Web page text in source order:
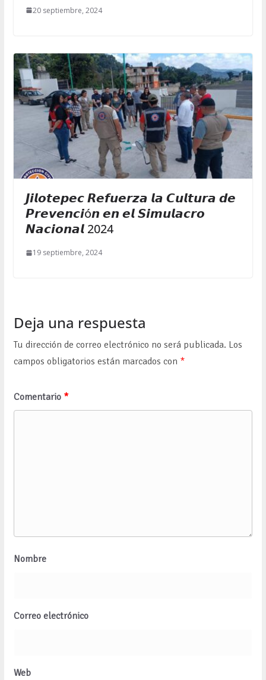
20 septiembre, 2024
𝙅𝙞𝙡𝙤𝙩𝙚𝙥𝙚𝙘 𝙍𝙚𝙛𝙪𝙚𝙧𝙯𝙖 𝙡𝙖 𝘾𝙪𝙡𝙩𝙪𝙧𝙖 𝙙𝙚
𝙋𝙧𝙚𝙫𝙚𝙣𝙘𝙞ó𝙣 𝙚𝙣 𝙚𝙡 𝙎𝙞𝙢𝙪𝙡𝙖𝙘𝙧𝙤
𝙉𝙖𝙘𝙞𝙤𝙣𝙖𝙡 2024
19 septiembre, 2024
Deja una respuesta
Tu dirección de correo electrónico no será publicada. Los
campos obligatorios están marcados con *
Comentario *
Nombre
Correo electrónico
Web